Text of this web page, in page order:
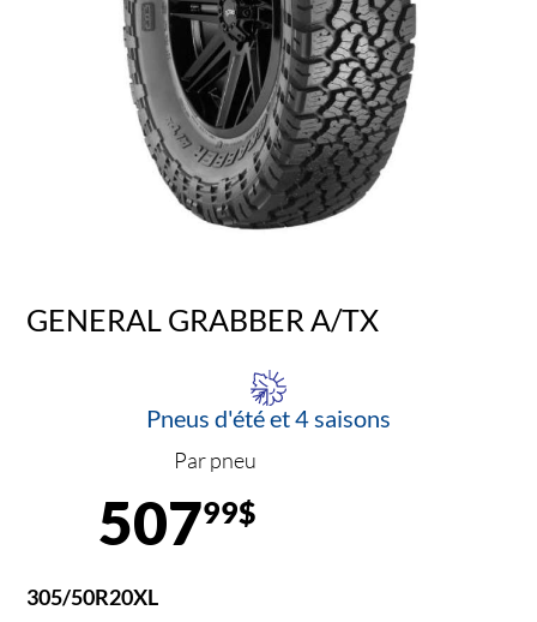
GENERAL GRABBER A/TX
Pneus d'été et 4 saisons
Par pneu
50799$
305/50R20XL